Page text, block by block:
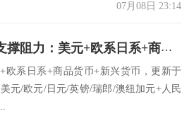
07月08日 23:14
一张图看18个直盘外汇支撑阻力：美元+欧系日系+商品货币+新兴货币(2025年7月8日)
欧系日系+商品货币+新兴货币，更新于
元/欧元/日元/英镑/瑞郎/澳纽加元+人民